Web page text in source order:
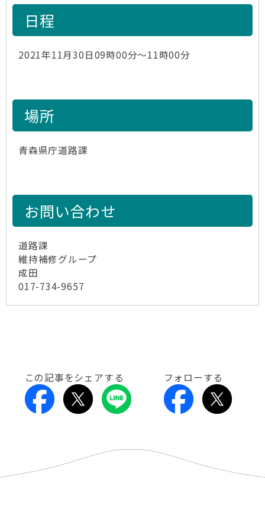
日程
2021年11月30日09時00分～11時00分
場所
青森県庁道路課
お問い合わせ
道路課
維持補修グループ
成田
017-734-9657
この記事をシェアする フォローする